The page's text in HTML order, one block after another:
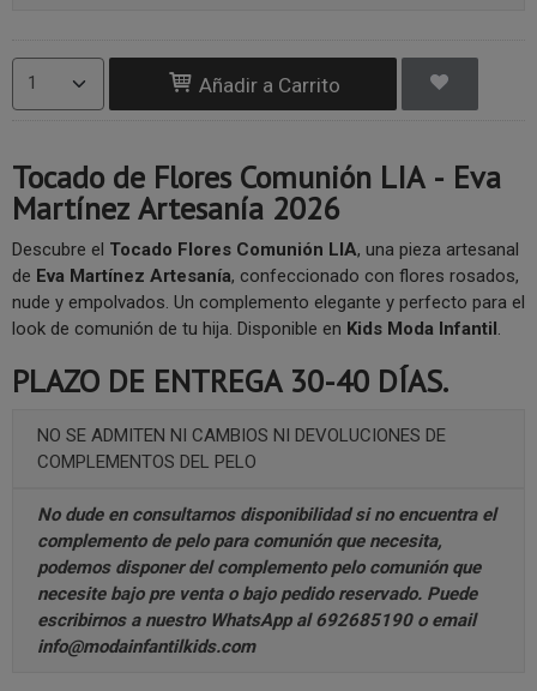
Añadir a Carrito
Tocado de Flores Comunión LIA - Eva
Martínez Artesanía 2026
Descubre el Tocado Flores Comunión LIA, una pieza artesanal
de Eva Martínez Artesanía, confeccionado con flores rosados,
nude y empolvados. Un complemento elegante y perfecto para el
look de comunión de tu hija. Disponible en Kids Moda Infantil.
PLAZO DE ENTREGA 30-40 DÍAS.
NO SE ADMITEN NI CAMBIOS NI DEVOLUCIONES DE
COMPLEMENTOS DEL PELO
No dude en consultarnos disponibilidad si no encuentra el
complemento de pelo para comunión que necesita,
podemos disponer del complemento pelo comunión que
necesite bajo pre venta o bajo pedido reservado. Puede
escribirnos a nuestro WhatsApp al 692685190o email
info@modainfantilkids.com